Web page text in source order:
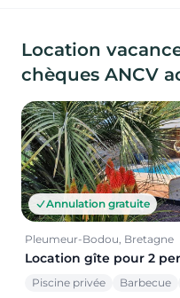
Location
chèques ANCV
Annulation gratuite
Pleumeur-Bodou, Bretagne
Location gîte pour 2
Piscine privée Barbecue